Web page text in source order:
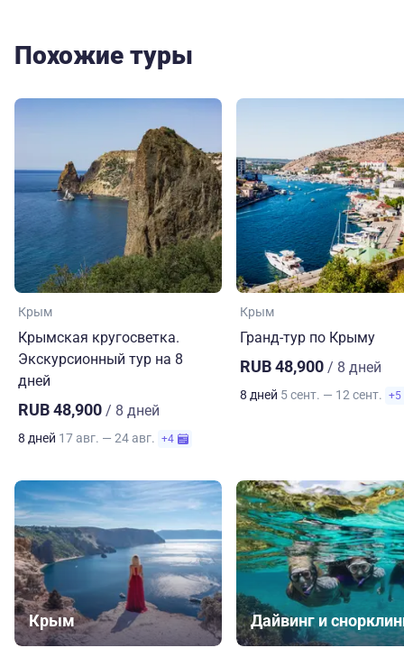
Похожие туры
Крым
Крымская кругосветка.
Экскурсионный тур на 8
дней
RUB 48,900 / 8 дней
8 дней 17 авг. — 24 авг. +4
Крым
Гранд-тур по Крыму
RUB 48,900 / 8 дней
8 дней 5 сент. — 12 сент. +5
Крым Дайвинг и